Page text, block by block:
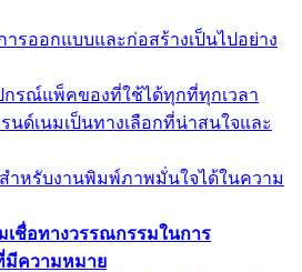
ารออกแบบและก่อสร้างเป็นไปอย่าง
รณ์แพ็คของที่ใช้ได้ทุกที่ทุกเวลา
นด์เนมเป็นทางเลือกที่น่าสนใจและ
ำหรับงานพิมพ์ภาพมั่นใจได้ในความ
เชื่อทางวรรณกรรมในการ
มีความหมาย